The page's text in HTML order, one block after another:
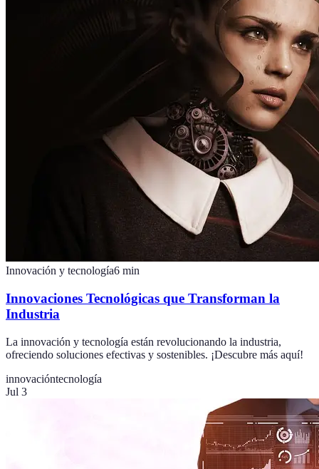
Innovación y tecnología6 min
Innovaciones Tecnológicas que Transforman la
Industria
La innovación y tecnología están revolucionando la industria,
ofreciendo soluciones efectivas y sostenibles. ¡Descubre más aquí!
innovacióntecnología
Jul 3